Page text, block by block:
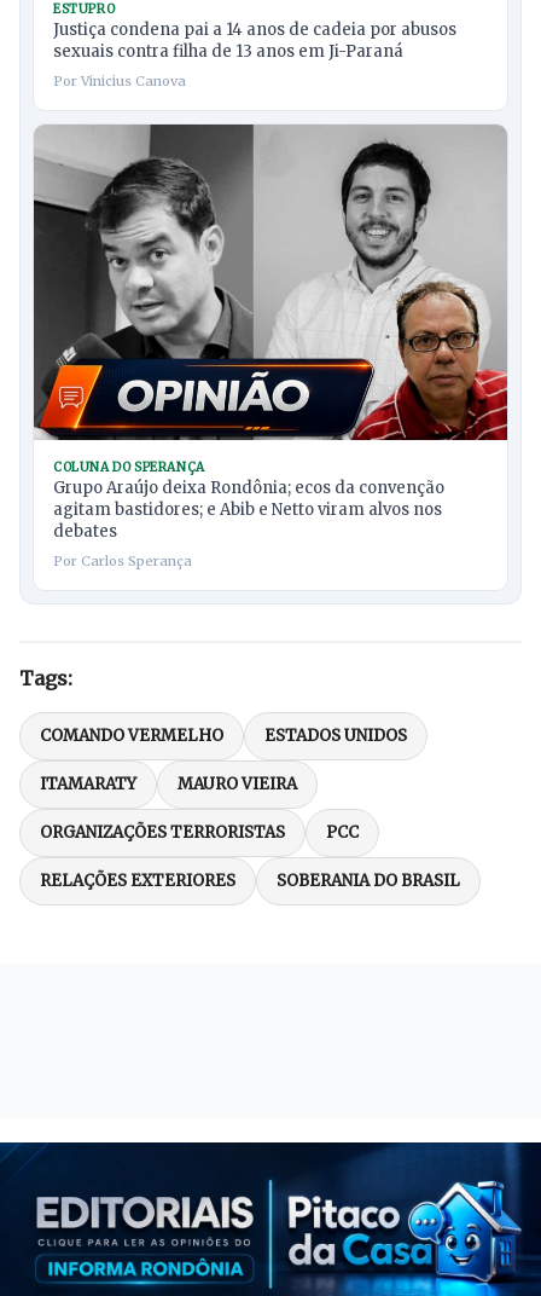
ESTUPRO
Justiça condena pai a 14 anos de cadeia por abusos
sexuais contra filha de 13 anos em Ji-Paraná
Por Vinicius Canova
COLUNA DO SPERANÇA
Grupo Araújo deixa Rondônia; ecos da convenção
agitam bastidores; e Abib e Netto viram alvos nos
debates
Por Carlos Sperança
Tags:
COMANDO VERMELHO ESTADOS UNIDOS
ITAMARATY MAURO VIEIRA
ORGANIZAÇÕES TERRORISTAS PCC
RELAÇÕES EXTERIORES SOBERANIA DO BRASIL